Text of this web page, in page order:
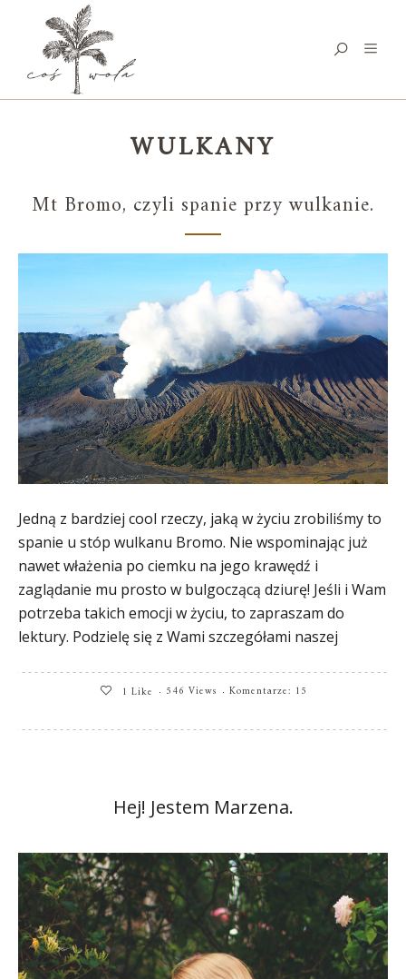
WULKANY
Mt Bromo, czyli spanie przy wulkanie.
Jedną z bardziej cool rzeczy, jaką w życiu zrobiliśmy to
spanie u stóp wulkanu Bromo. Nie wspominając już
nawet włażenia po ciemku na jego krawędź i
zaglądanie mu prosto w bulgoczącą dziurę! Jeśli i Wam
potrzeba takich emocji w życiu, to zapraszam do
lektury. Podzielę się z Wami szczegółami naszej
1 Like 546 Views Komentarze: 15
Hej! Jestem Marzena.